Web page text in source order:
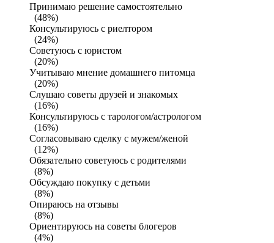
Принимаю решение самостоятельно
(48%)
Консультируюсь с риелтором
(24%)
Советуюсь с юристом
(20%)
Учитываю мнение домашнего питомца
(20%)
Слушаю советы друзей и знакомых
(16%)
Консультируюсь с тарологом/астрологом
(16%)
Согласовываю сделку с мужем/женой
(12%)
Обязательно советуюсь с родителями
(8%)
Обсуждаю покупку с детьми
(8%)
Опираюсь на отзывы
(8%)
Ориентируюсь на советы блогеров
(4%)